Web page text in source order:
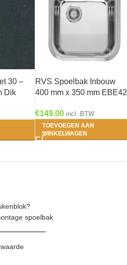
30 –
Dik
RVS Spoelbak Inbouw
400 mm x 350 mm EBE42
€149.00 incl. BTW
TOEVOEGEN AAN
WINKELWAGEN
spoelbak